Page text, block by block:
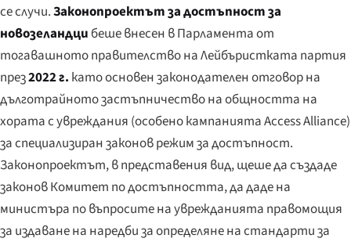
се случи.Законопроектът за достъпност за
новозеландци беше внесен в Парламента от
тогавашното правителство на Лейбъристката партия
през2022 г. като основен законодателен отговор на
дълготрайното застъпничество на общността на
хората с увреждания (особено кампанията Access Alliance)
за специализиран законов режим за достъпност.
Законопроектът, в представения вид, щеше да създаде
законов Комитет по достъпността, да даде на
министъра по въпросите на уврежданията правомощия
за издаване на наредби за определяне на стандарти за